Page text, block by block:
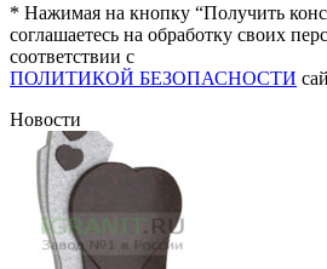
* Нажимая на кнопку “Получить
соглашаетесь на обработку своих
соответствии с
ПОЛИТИКОЙ БЕЗОПАСНОСТИ
Новости